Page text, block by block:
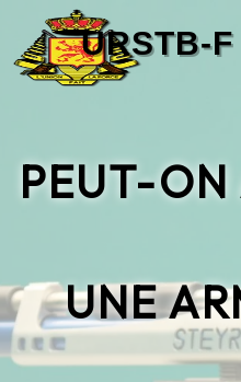
PEUT-ON
UNE